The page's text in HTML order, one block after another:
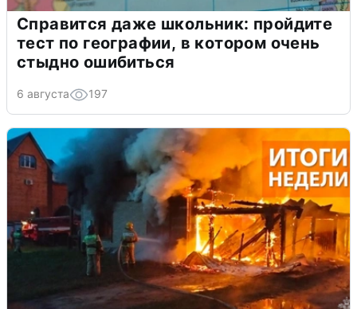
Справится даже школьник: пройдите
тест по географии, в котором очень
стыдно ошибиться
6 августа 197